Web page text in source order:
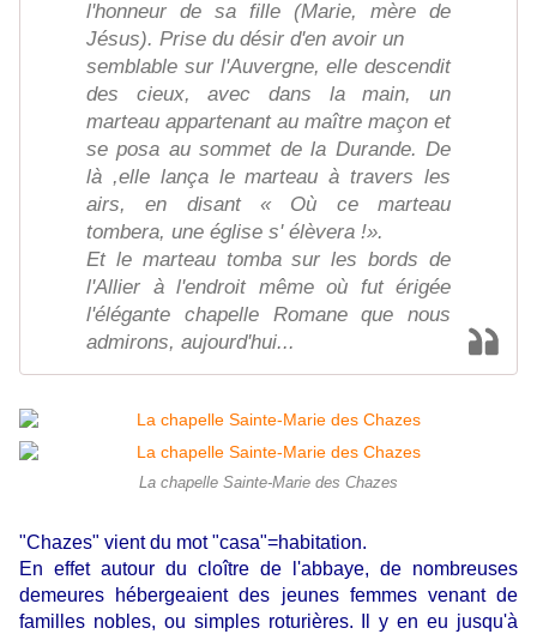
l'honneur de sa fille (Marie, mère de
Jésus). Prise du désir d'en avoir un
semblable sur l'Auvergne, elle descendit
des cieux, avec dans la main, un
marteau appartenant au maître maçon et
se posa au sommet de la Durande. De
là ,elle lança le marteau à travers les
airs, en disant « Où ce marteau
tombera, une église s' élèvera !».
Et le marteau tomba sur les bords de
l'Allier à l'endroit même où fut érigée
l'élégante chapelle Romane que nous
admirons, aujourd'hui...
La chapelle Sainte-Marie des Chazes
"Chazes" vient du mot "casa"=habitation.
En effet autour du cloître de l'abbaye, de nombreuses
demeures hébergeaient des jeunes femmes venant de
familles nobles, ou simples roturières. Il y en eu jusqu'à